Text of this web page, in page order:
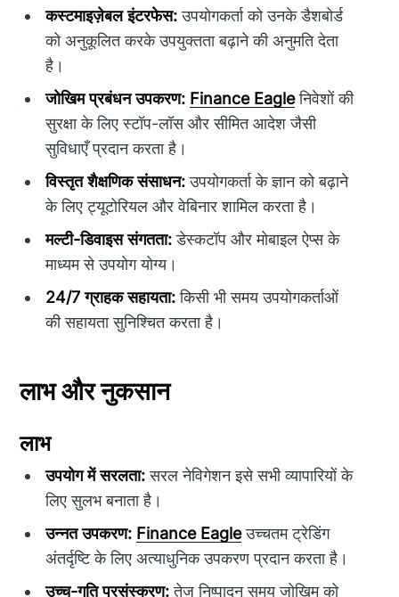
कस्टमाइज़ेबल इंटरफेस:उपयोगकर्ता को उनके डैशबोर्ड
को अनुकूलित करके उपयुक्तता बढ़ाने की अनुमति देता
है।
जोखिम प्रबंधन उपकरण: Finance Eagleनिवेशों की
सुरक्षा के लिए स्टॉप-लॉस और सीमित आदेश जैसी
सुविधाएँ प्रदान करता है।
विस्तृत शैक्षणिक संसाधन:उपयोगकर्ता के ज्ञान को बढ़ाने
के लिए ट्यूटोरियल और वेबिनार शामिल करता है।
मल्टी-डिवाइस संगतता:डेस्कटॉप और मोबाइल ऐप्स के
माध्यम से उपयोग योग्य।
24/7 ग्राहक सहायता:किसी भी समय उपयोगकर्ताओं
की सहायता सुनिश्चित करता है।
लाभ और नुकसान
लाभ
उपयोग में सरलता:सरल नेविगेशन इसे सभी व्यापारियों के
लिए सुलभ बनाता है।
उन्नत उपकरण: Finance Eagleउच्चतम ट्रेडिंग
अंतर्दृष्टि के लिए अत्याधुनिक उपकरण प्रदान करता है।
उच्च-गति प्रसंस्करण:तेज निष्पादन समय जोखिम को